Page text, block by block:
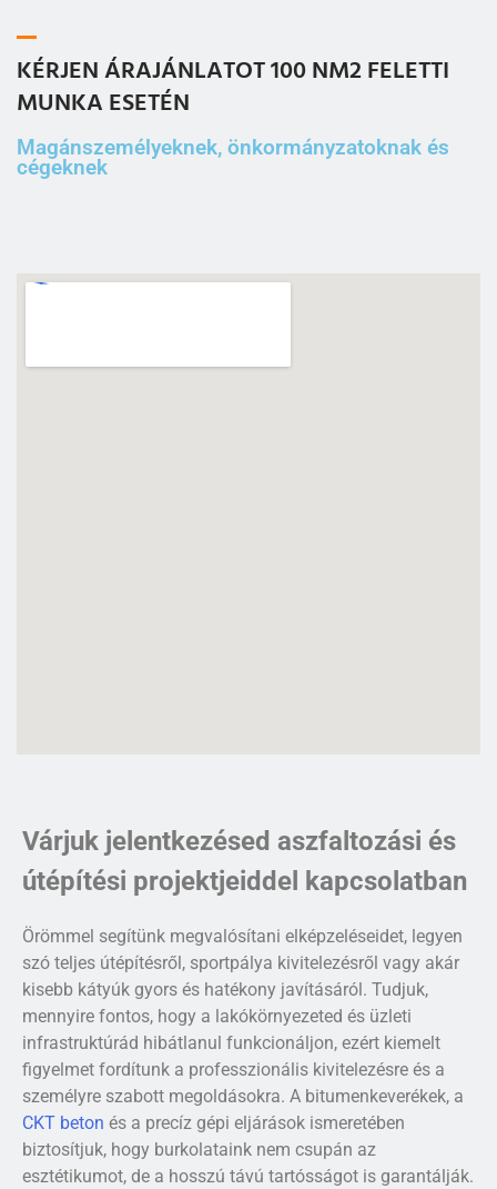
KÉRJEN ÁRAJÁNLATOT 100 NM2 FELETTI
MUNKA ESETÉN
Magánszemélyeknek, önkormányzatoknak és
cégeknek
Várjuk jelentkezésed aszfaltozási és
útépítési projektjeiddel kapcsolatban
Örömmel segítünk megvalósítani elképzeléseidet, legyen
szó teljes útépítésről, sportpálya kivitelezésről vagy akár
kisebb kátyúk gyors és hatékony javításáról. Tudjuk,
mennyire fontos, hogy a lakókörnyezeted és üzleti
infrastruktúrád hibátlanul funkcionáljon, ezért kiemelt
figyelmet fordítunk a professzionális kivitelezésre és a
személyre szabott megoldásokra. A bitumenkeverékek, a
CKT beton és a precíz gépi eljárások ismeretében
biztosítjuk, hogy burkolataink nem csupán az
esztétikumot, de a hosszú távú tartósságot is garantálják.